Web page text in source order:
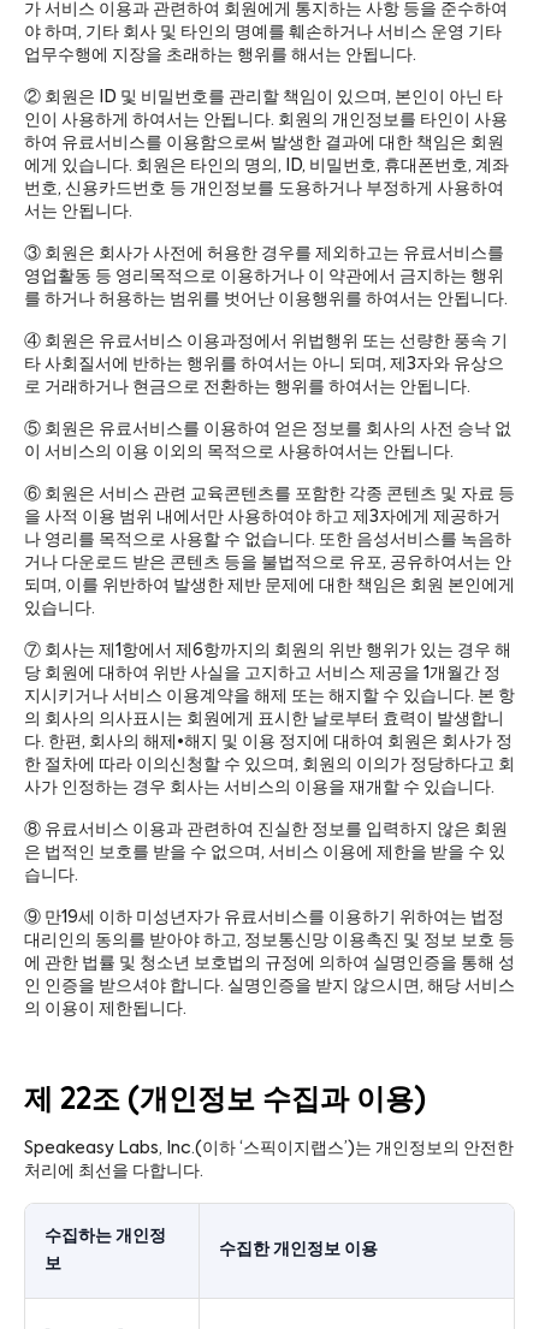
가 서비스 이용과 관련하여 회원에게 통지하는 사항 등을 준수하여
야 하며, 기타 회사 및 타인의 명예를 훼손하거나 서비스 운영 기타
업무수행에 지장을 초래하는 행위를 해서는 안됩니다.
② 회원은 ID 및 비밀번호를 관리할 책임이 있으며, 본인이 아닌 타
인이 사용하게 하여서는 안됩니다. 회원의 개인정보를 타인이 사용
하여 유료서비스를 이용함으로써 발생한 결과에 대한 책임은 회원
에게 있습니다. 회원은 타인의 명의, ID, 비밀번호, 휴대폰번호, 계좌
번호, 신용카드번호 등 개인정보를 도용하거나 부정하게 사용하여
서는 안됩니다.
③ 회원은 회사가 사전에 허용한 경우를 제외하고는 유료서비스를
영업활동 등 영리목적으로 이용하거나 이 약관에서 금지하는 행위
를 하거나 허용하는 범위를 벗어난 이용행위를 하여서는 안됩니다.
④ 회원은 유료서비스 이용과정에서 위법행위 또는 선량한 풍속 기
타 사회질서에 반하는 행위를 하여서는 아니 되며, 제3자와 유상으
로 거래하거나 현금으로 전환하는 행위를 하여서는 안됩니다.
⑤ 회원은 유료서비스를 이용하여 얻은 정보를 회사의 사전 승낙 없
이 서비스의 이용 이외의 목적으로 사용하여서는 안됩니다.
⑥ 회원은 서비스 관련 교육콘텐츠를 포함한 각종 콘텐츠 및 자료 등
을 사적 이용 범위 내에서만 사용하여야 하고 제3자에게 제공하거
나 영리를 목적으로 사용할 수 없습니다. 또한 음성서비스를 녹음하
거나 다운로드 받은 콘텐츠 등을 불법적으로 유포, 공유하여서는 안
되며, 이를 위반하여 발생한 제반 문제에 대한 책임은 회원 본인에게
있습니다.
⑦ 회사는 제1항에서 제6항까지의 회원의 위반 행위가 있는 경우 해
당 회원에 대하여 위반 사실을 고지하고 서비스 제공을 1개월간 정
지시키거나 서비스 이용계약을 해제 또는 해지할 수 있습니다. 본 항
의 회사의 의사표시는 회원에게 표시한 날로부터 효력이 발생합니
다. 한편, 회사의 해제•해지 및 이용 정지에 대하여 회원은 회사가 정
한 절차에 따라 이의신청할 수 있으며, 회원의 이의가 정당하다고 회
사가 인정하는 경우 회사는 서비스의 이용을 재개할 수 있습니다.
⑧ 유료서비스 이용과 관련하여 진실한 정보를 입력하지 않은 회원
은 법적인 보호를 받을 수 없으며, 서비스 이용에 제한을 받을 수 있
습니다.
⑨ 만19세 이하 미성년자가 유료서비스를 이용하기 위하여는 법정
대리인의 동의를 받아야 하고, 정보통신망 이용촉진 및 정보 보호 등
에 관한 법률 및 청소년 보호법의 규정에 의하여 실명인증을 통해 성
인 인증을 받으셔야 합니다. 실명인증을 받지 않으시면, 해당 서비스
의 이용이 제한됩니다.
제 22조 (개인정보 수집과 이용)
Speakeasy Labs, Inc.(이하 ‘스픽이지랩스’)는 개인정보의 안전한
처리에 최선을 다합니다.
수집하는 개인정
보
수집한 개인정보 이용